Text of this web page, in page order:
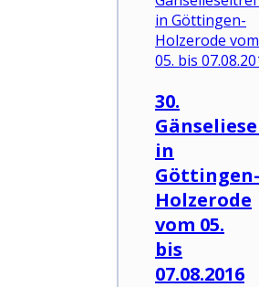
30.
in
Göttingen-
Holzerode
vom 05.
bis
07.08.2016